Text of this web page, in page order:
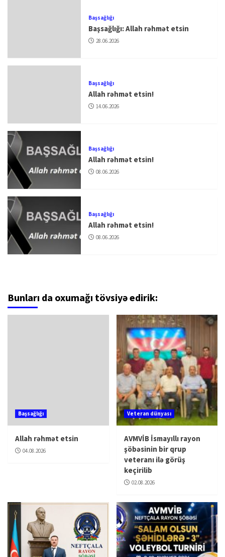
Başsağlığı
Başsağlığı: Allah rəhmət etsin
28.06.2026
Başsağlığı
Allah rəhmət etsin!
14.06.2026
Başsağlığı
Allah rəhmət etsin!
08.06.2026
Başsağlığı
Allah rəhmət etsin!
08.06.2026
Bunları da oxumağı tövsiyə edirik:
Başsağlığı
Allah rəhmət etsin
04.08.2026
Veteran dünyası
AVMVİB İsmayıllı rayon
şöbəsinin bir qrup
veteranı ilə görüş
keçirilib
02.08.2026